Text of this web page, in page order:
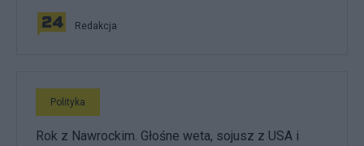
Redakcja
Polityka
Rok z Nawrockim. Głośne weta, sojusz z USA i